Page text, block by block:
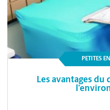
PETITES
Les avantages